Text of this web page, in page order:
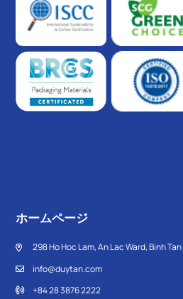
ホームページ
298 Ho Hoc Lam, An Lac Ward, Binh
info@duytan.com
+84 28 3876 2222